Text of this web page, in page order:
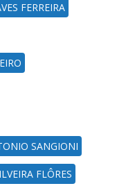
FERREIRA
SANGIONI
FLÔRES